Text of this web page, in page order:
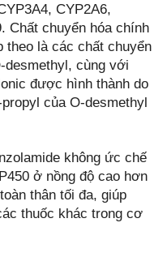
CYP2A6,
Chất chuyển hóa chính
theo là các chất chuyển
desmethyl, cùng với
được hình thành do
của O-desmethyl
không ức chế
ở nồng độ cao hơn
thân tối đa, giúp
thuốc khác trong cơ